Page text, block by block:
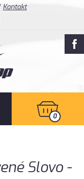
Kontakt
0
Slovo -